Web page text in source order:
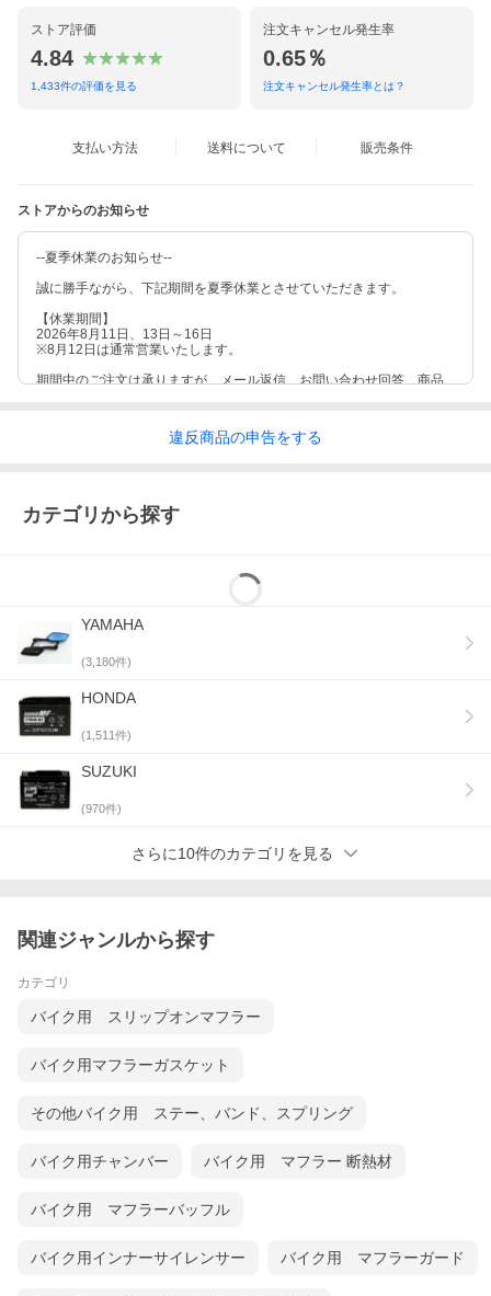
ストア評価
4.84
1,433件の評価を見る
注文キャンセル発生率
0.65％
注文キャンセル発生率とは？
支払い方法 送料について 販売条件
ストアからのお知らせ
--夏季休業のお知らせ--
誠に勝手ながら、下記期間を夏季休業とさせていただきます。
【休業期間】
2026年8月11日、13日～16日
※8月12日は通常営業いたします。
期間中のご注文は承りますが、メール返信、お問い合わせ回答、商品
ご不便をおかけしますが、何卒ご了承くださいますようお願い申し上
違反商品の申告をする
カテゴリから探す
YAMAHA
(3,180件)
HONDA
(1,511件)
SUZUKI
(970件)
さらに10件のカテゴリを見る
関連ジャンルから探す
カテゴリ
バイク用 スリップオンマフラー
バイク用マフラーガスケット
その他バイク用 ステー、バンド、スプリング
バイク用チャンバー バイク用 マフラー 断熱材
バイク用 マフラーバッフル
バイク用インナーサイレンサー バイク用 マフラーガード